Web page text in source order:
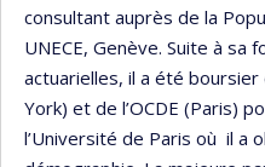
consultant auprès de la
UNECE, Genève. Suite à sa
actuarielles, il a été boursier
York) et de l’OCDE (Paris)
l’Université de Paris où il a